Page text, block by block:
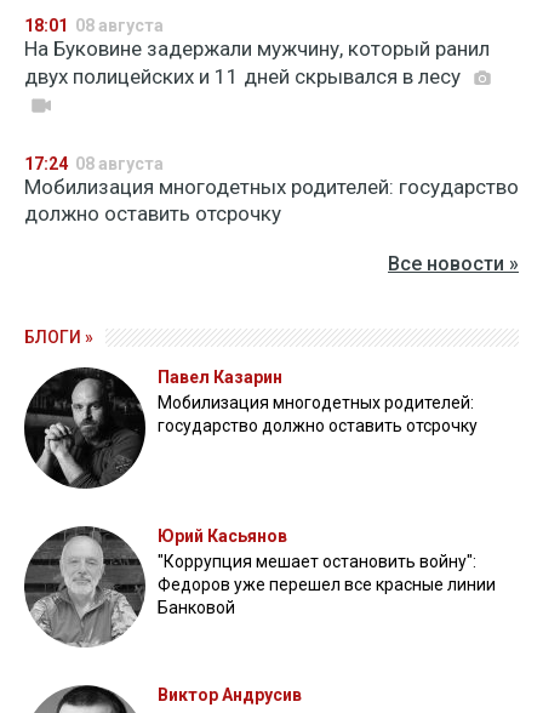
18:01 08 августа
На Буковине задержали мужчину, который ранил
двух полицейских и 11 дней скрывался в лесу
17:24 08 августа
Мобилизация многодетных родителей: государство
должно оставить отсрочку
Все новости »
БЛОГИ »
Павел Казарин
Мобилизация многодетных родителей:
государство должно оставить отсрочку
Юрий Касьянов
"Коррупция мешает остановить войну":
Федоров уже перешел все красные линии
Банковой
Виктор Андрусив